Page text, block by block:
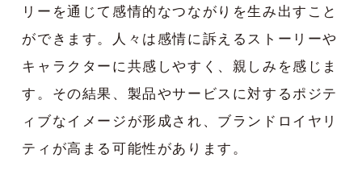
リーを通じて感情的なつながりを生み出すこと
ができます。人々は感情に訴えるストーリーや
キャラクターに共感しやすく、親しみを感じま
す。その結果、製品やサービスに対するポジテ
ィブなイメージが形成され、ブランドロイヤリ
ティが高まる可能性があります。